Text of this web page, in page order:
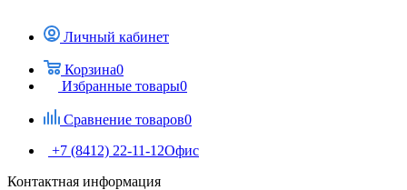
Личный кабинет
Корзина0
Избранные товары0
Сравнение товаров0
+7 (8412) 22-11-12Офис
Контактная информация